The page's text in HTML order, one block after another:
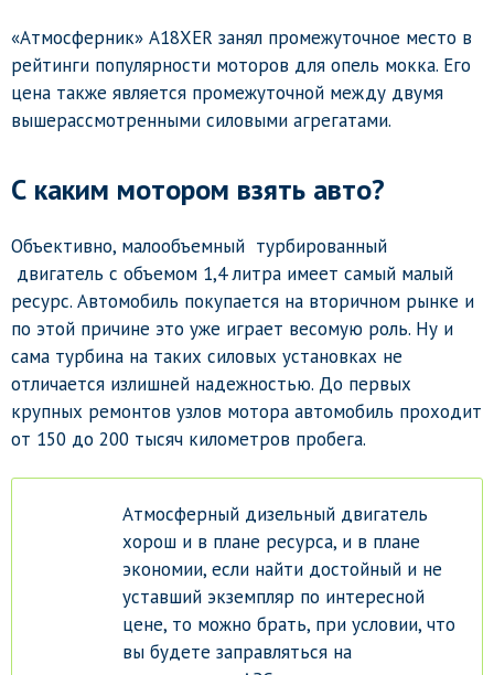
«Атмосферник» A18XER занял промежуточное место в
рейтинги популярности моторов для опель мокка. Его
цена также является промежуточной между двумя
вышерассмотренными силовыми агрегатами.
С каким мотором взять авто?
Объективно, малообъемный турбированный
двигатель с объемом 1,4 литра имеет самый малый
ресурс. Автомобиль покупается на вторичном рынке и
по этой причине это уже играет весомую роль. Ну и
сама турбина на таких силовых установках не
отличается излишней надежностью. До первых
крупных ремонтов узлов мотора автомобиль проходит
от 150 до 200 тысяч километров пробега.
Атмосферный дизельный двигатель
хорош и в плане ресурса, и в плане
экономии, если найти достойный и не
уставший экземпляр по интересной
цене, то можно брать, при условии, что
вы будете заправляться на